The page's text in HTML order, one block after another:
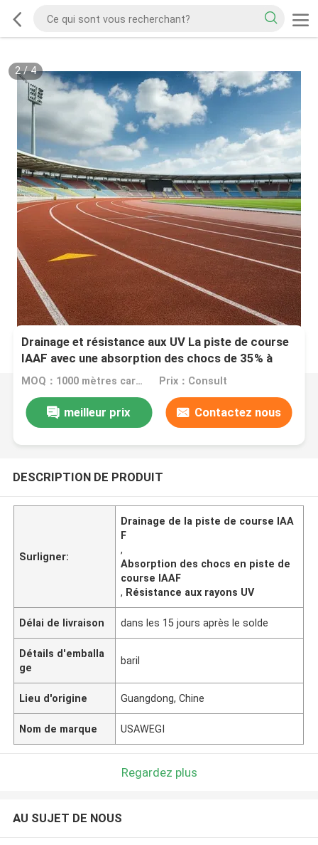
2/4
Drainage et résistance aux UV La piste de course
IAAF avec une absorption des chocs de 35% à
50%
MOQ：1000 mètres carrés Prix：Consult
meilleur prix Contactez nous
DESCRIPTION DE PRODUIT
Surligner:
Drainage de la piste de course IAA
F
,
Absorption des chocs en piste de
course IAAF
, Résistance aux rayons UV
Délai de livraison dans les 15 jours après le solde
Détails d'emballa
ge
baril
Lieu d'origine Guangdong, Chine
Nom de marque USAWEGI
Regardez plus
AU SUJET DE NOUS